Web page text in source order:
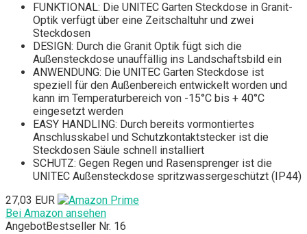
FUNKTIONAL: Die UNITEC Garten Steckdose in Granit-
Optik verfügt über eine Zeitschaltuhr und zwei
Steckdosen
DESIGN: Durch die Granit Optik fügt sich die
Außensteckdose unauffällig ins Landschaftsbild ein
ANWENDUNG: Die UNITEC Garten Steckdose ist
speziell für den Außenbereich entwickelt worden und
kann im Temperaturbereich von -15°C bis + 40°C
eingesetzt werden
EASY HANDLING: Durch bereits vormontiertes
Anschlusskabel und Schutzkontaktstecker ist die
Steckdosen Säule schnell installiert
SCHUTZ: Gegen Regen und Rasensprenger ist die
UNITEC Außensteckdose spritzwassergeschützt (IP44)
27,03 EUR
Bei Amazon ansehen
AngebotBestseller Nr. 16